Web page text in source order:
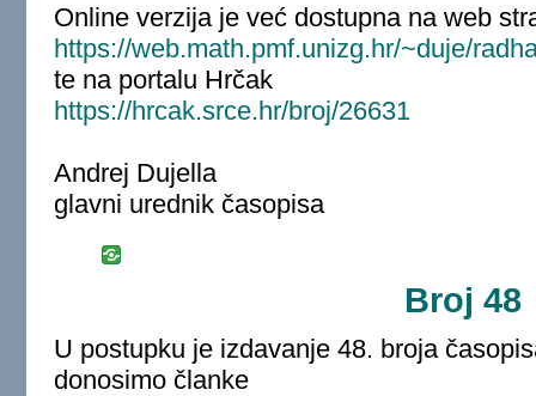
Online verzija je već dostupna na web
https://web.math.pmf.unizg.hr/~duje/
te na portalu Hrčak
https://hrcak.srce.hr/broj/26631
Andrej Dujella
glavni urednik časopisa
Broj 48
U postupku je izdavanje 48. broja
donosimo članke